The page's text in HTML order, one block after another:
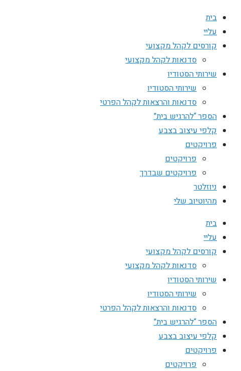
בית
עליי
קורסים לקהל מקצועי
סדנאות לקהל מקצועי
שירותי הסטודיו
שירותי הסטודיו
סדנאות והרצאות לקהל הפרטי
הספר “להרגיש בית”
קלפי עיצוב בצבע
פרויקטים
פרויקטים
פרויקטים שבדרך
ניוזלטר
מהיוטיוב שלי
בית
עליי
קורסים לקהל מקצועי
סדנאות לקהל מקצועי
שירותי הסטודיו
שירותי הסטודיו
סדנאות והרצאות לקהל הפרטי
הספר “להרגיש בית”
קלפי עיצוב בצבע
פרויקטים
פרויקטים